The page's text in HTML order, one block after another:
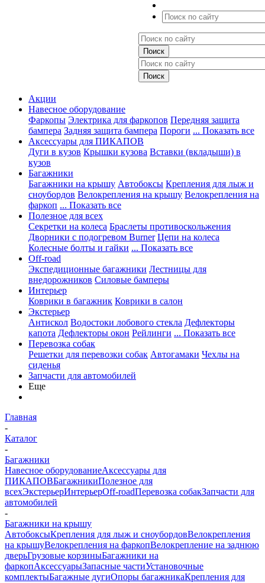
Акции
Навесное оборудование
Фаркопы Электрика для фаркопов Передняя защита
бампера Задняя защита бампера Пороги ... Показать все
Аксессуары для ПИКАПОВ
Дуги в кузов Крышки кузова Вставки (вкладыши) в
кузов
Багажники
Багажники на крышу Автобоксы Крепления для лыж и
сноубордов Велокрепления на крышу Велокрепления на
фаркоп ... Показать все
Полезное для всех
Секретки на колеса Браслеты противоскольжения
Дворники с подогревом Burner Цепи на колеса
Колесные болты и гайки ... Показать все
Off-road
Экспедиционные багажники Лестницы для
внедорожников Силовые бамперы
Интерьер
Коврики в багажник Коврики в салон
Экстерьер
Антискол Водостоки лобового стекла Дефлекторы
капота Дефлекторы окон Рейлинги ... Показать все
Перевозка собак
Решетки для перевозки собак Автогамаки Чехлы на
сиденья
Запчасти для автомобилей
Еще
Главная
-
Каталог
-
Багажники
Навесное оборудованиеАксессуары для
ПИКАПОВБагажникиПолезное для
всехЭкстерьерИнтерьерOff-roadПеревозка собакЗапчасти для
автомобилей
-
Багажники на крышу
АвтобоксыКрепления для лыж и сноубордовВелокрепления
на крышуВелокрепления на фаркопВелокрепление на заднюю
дверьГрузовые корзиныБагажники на
фаркопАксессуарыЗапасные частиУстановочные
комплектыБагажные дугиОпоры багажникаКрепления для